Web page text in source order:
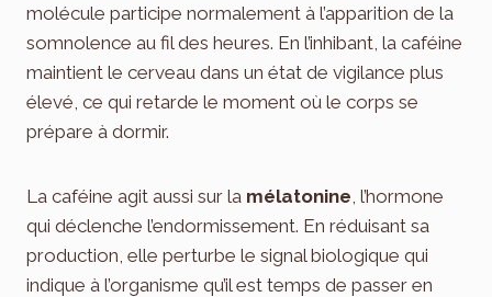
molécule participe normalement à l’apparition de la
somnolence au fil des heures. En l’inhibant, la caféine
maintient le cerveau dans un état de vigilance plus
élevé, ce qui retarde le moment où le corps se
prépare à dormir.
La caféine agit aussi sur la mélatonine , l’hormone
qui déclenche l’endormissement. En réduisant sa
production, elle perturbe le signal biologique qui
indique à l’organisme qu’il est temps de passer en